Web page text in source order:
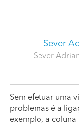
Sever
Sever
Sem efetuar uma
problemas é a
exemplo, a